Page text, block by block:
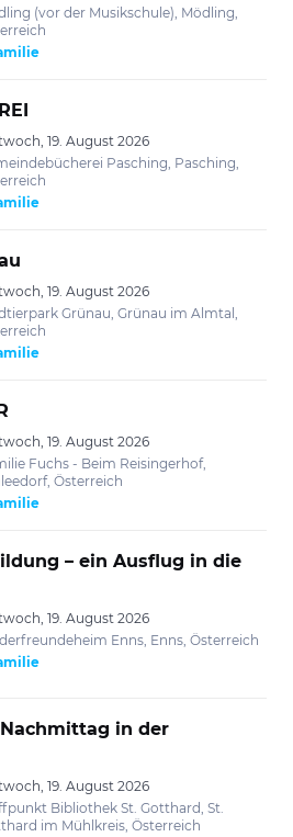
(vor der Musikschule), Mödling,
19. August 2026
Pasching, Pasching,
19. August 2026
Grünau, Grünau im Almtal,
19. August 2026
Fuchs - Beim Reisingerhof,
Österreich
– ein Ausflug in die
19. August 2026
Enns, Enns, Österreich
in der
19. August 2026
Bibliothek St. Gotthard, St.
im Mühlkreis, Österreich